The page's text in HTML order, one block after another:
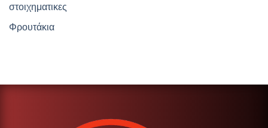
στοιχηματικες
Φρουτάκια